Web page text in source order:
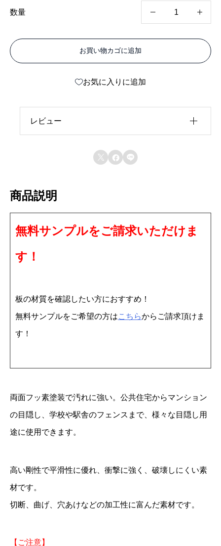
数量
ル
リ
ラ
m
8
個
お買い物カゴに追加
お気に入りに追加
レビュー
レビュー投稿には、会員登録が必要です。
会員登録する
  
商品説明
無料サンプルをご請求いただけま
す！
板の材質を確認したい方におすすめ！
無料サンプルをご希望の方はこちらからご請求頂けま
す！
両面フッ素塗装で汚れに強い。公共住宅からマンション
の目隠し、学校や駅舎のフェンスまで、様々な目隠し用
途に使用できます。
高い剛性で平滑性に優れ、衝撃に強く、破壊しにくい素
材です。
切断、曲げ、穴あけなどの加工性に富んだ素材です。
【ご注意】